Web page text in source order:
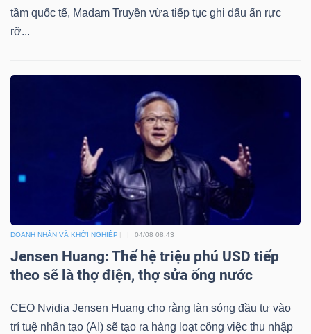
tầm quốc tế, Madam Truyền vừa tiếp tục ghi dấu ấn rực
rỡ...
DOANH NHÂN VÀ KHỞI NGHIỆP 04/08 08:43
Jensen Huang: Thế hệ triệu phú USD tiếp
theo sẽ là thợ điện, thợ sửa ống nước
CEO Nvidia Jensen Huang cho rằng làn sóng đầu tư vào
trí tuệ nhân tạo (AI) sẽ tạo ra hàng loạt công việc thu nhập